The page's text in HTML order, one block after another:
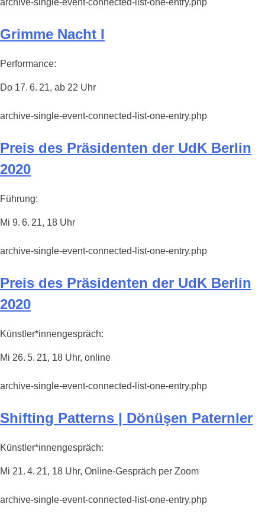
archive-single-event-connected-list-one-entry.php
Grimme Nacht I
Performance:
Do 17. 6. 21, ab 22 Uhr
archive-single-event-connected-list-one-entry.php
Preis des Präsidenten der UdK Berlin
2020
Führung:
Mi 9. 6. 21, 18 Uhr
archive-single-event-connected-list-one-entry.php
Preis des Präsidenten der UdK Berlin
2020
Künstler*innengespräch:
Mi 26. 5. 21, 18 Uhr, online
archive-single-event-connected-list-one-entry.php
Shifting Patterns | Dönüşen Paternler
Künstler*innengespräch:
Mi 21. 4. 21, 18 Uhr, Online-Gespräch per Zoom
archive-single-event-connected-list-one-entry.php